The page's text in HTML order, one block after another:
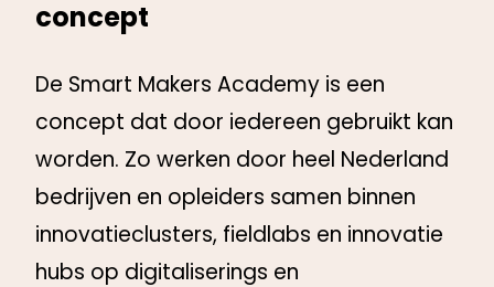
concept
De Smart Makers Academy is een
concept dat door iedereen gebruikt kan
worden. Zo werken door heel Nederland
bedrijven en opleiders samen binnen
innovatieclusters, fieldlabs en innovatie
hubs op digitaliserings en